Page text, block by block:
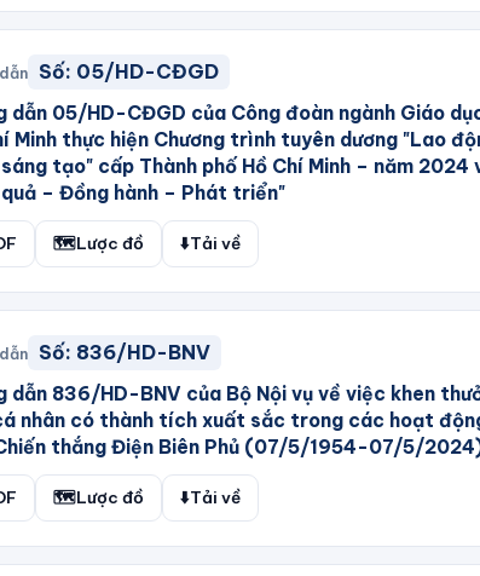
Số: 05/HD-CĐGD
dẫn 05/HD-CĐGD của Công đoàn ngành Giáo
Minh thực hiện Chương trình tuyên dương "Lao
tạo" cấp Thành phố Hồ Chí Minh – năm 2024
quả – Đồng hành – Phát triển"
🗺️Lược đồ ⬇️Tải về
Số: 836/HD-BNV
dẫn 836/HD-BNV của Bộ Nội vụ về việc khen
nhân có thành tích xuất sắc trong các hoạt
thắng Điện Biên Phủ (07/5/1954-07/5/
🗺️Lược đồ ⬇️Tải về